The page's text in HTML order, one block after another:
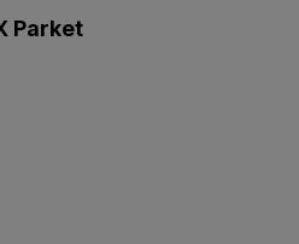
Parket